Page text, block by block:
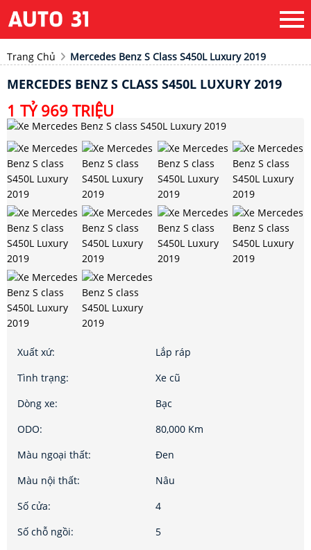
Trang Chủ Mercedes Benz S Class S450L Luxury 2019
MERCEDES BENZ S CLASS S450L LUXURY 2019
1 TỶ 969 TRIỆU
Xuất xứ:
Lắp ráp
Tình trạng:
Xe cũ
Dòng xe:
Bạc
ODO:
80,000 Km
Màu ngoại thất:
Đen
Màu nội thất:
Nâu
Số cửa:
4
Số chỗ ngồi:
5